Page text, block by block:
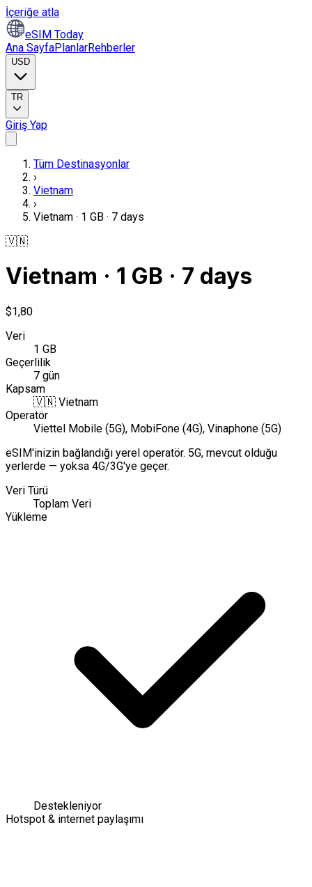
İçeriğe atla
eSIM Today
Ana SayfaPlanlarRehberler
USD
TR
Giriş Yap
Tüm Destinasyonlar
›
Vietnam
›
Vietnam · 1 GB · 7 days
🇻🇳
Vietnam · 1 GB · 7 days
$1,80
Veri
1 GB
Geçerlilik
7 gün
Kapsam
🇻🇳 Vietnam
Operatör
Viettel Mobile (5G), MobiFone (4G), Vinaphone (5G)
eSIM'inizin bağlandığı yerel operatör. 5G, mevcut olduğu
yerlerde — yoksa 4G/3G'ye geçer.
Veri Türü
Toplam Veri
Yükleme
Destekleniyor
Hotspot & internet paylaşımı